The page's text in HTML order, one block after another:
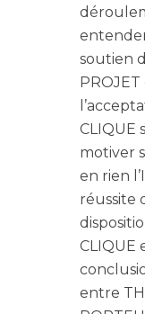
soutien
PROJET
CLIQUE
motiver
en rien
réussite
CLIQUE
entre